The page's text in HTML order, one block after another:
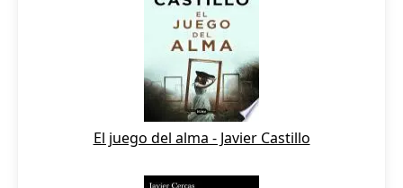
El juego del alma - Javier Castillo